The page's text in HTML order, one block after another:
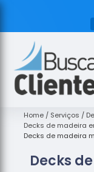
Assoalhos
de Madeira
Decks de
Empresas
Home Serviços
Decks de madeira
Decks de madeira
Decks